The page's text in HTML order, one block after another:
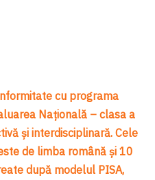
cu programa
Națională – clasa a
și interdisciplinară. Cele
de limba română și 10
după modelul PISA,